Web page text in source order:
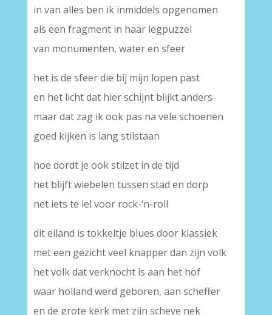
in van alles ben ik inmiddels opgenomen
als een fragment in haar legpuzzel
van monumenten, water en sfeer
het is de sfeer die bij mijn lopen past
en het licht dat hier schijnt blijkt anders
maar dat zag ik ook pas na vele schoenen
goed kijken is lang stilstaan
hoe dordt je ook stilzet in de tijd
het blijft wiebelen tussen stad en dorp
net iets te iel voor rock-‘n-roll
dit eiland is tokkeltje blues door klassiek
met een gezicht veel knapper dan zijn volk
het volk dat verknocht is aan het hof
waar holland werd geboren, aan scheffer
en de grote kerk met zijn scheve nek